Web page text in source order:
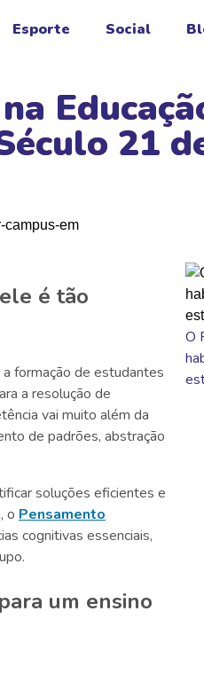
Esporte Social
21
é tão
formação de estudantes
a resolução de
vai muito além da
de padrões, abstração
soluções eficientes e
o Pensamento
cognitivas essenciais,
um ensino
O